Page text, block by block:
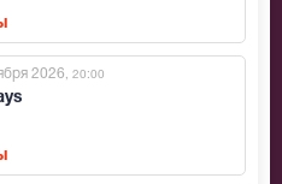
2026 , 20:00